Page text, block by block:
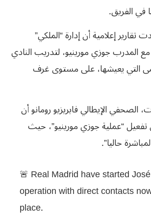
في الفريق.
إعلامية أن إدارة “الملكي”
المدرب جوزي مورينيو، لتدريب النادي
التي يعيشها، على مستوى غرف
الصحفي الإيطالي فابريزيو رومانو أن
تفعيل “عملية جوزي مورينيو”، حيث
حاليا”.
🚨 Real Madrid have started
operation with direct contacts
place.